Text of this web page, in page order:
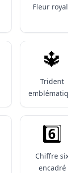
Fleur
🔱
Trident
6️⃣
Chiffre
encadré